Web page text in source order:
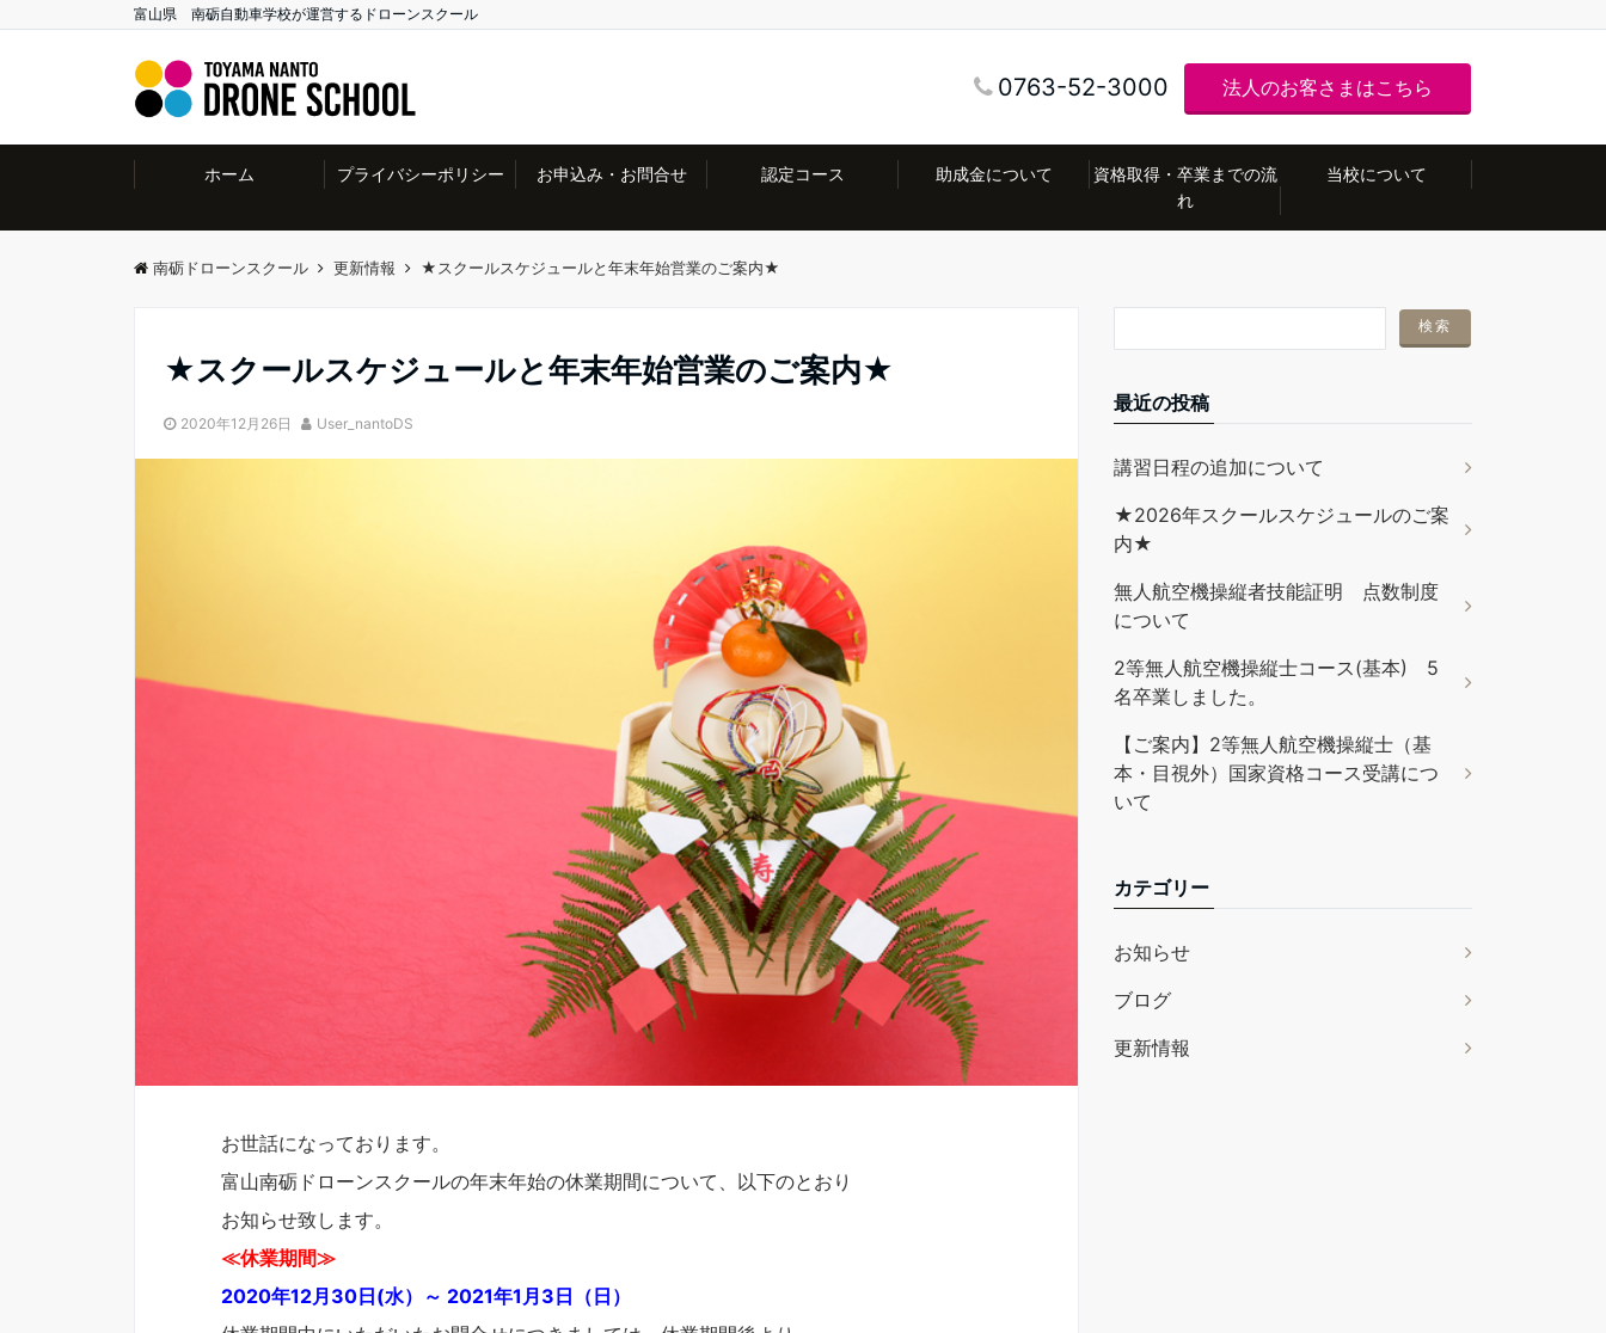
富山県 南砺自動車学校が運営するドローンスクール
0763-52-3000 法人のお客さまはこちら
ホーム プライバシーポリシー お申込み・お問合せ 認定コース 助成金について
資格取得・卒業までの流
れ
当校について
南砺ドローンスクール 更新情報 ★スクールスケジュールと年末年始営業のご案内★
★スクールスケジュールと年末年始営業のご案内★
2020年12月26日 User_nantoDS
お世話になっております。
富山南砺ドローンスクールの年末年始の休業期間について、以下のとおり
お知らせ致します。
≪休業期間≫
2020年12月30日(水）～ 2021年1月3日（日）
最近の投稿
講習日程の追加について
★2026年スクールスケジュールのご案
内★
無人航空機操縦者技能証明 点数制度
について
2等無人航空機操縦士コース(基本) 5
名卒業しました。
【ご案内】2等無人航空機操縦士（基
本・目視外）国家資格コース受講につ
いて
カテゴリー
お知らせ
ブログ
更新情報